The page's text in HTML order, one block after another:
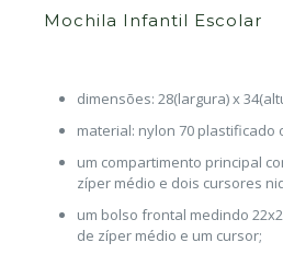
Mochila Infantil Escolar
dimensões: 28(largura) x
material: nylon 70 plastificado
um compartimento principal
zíper médio e dois cursores
um bolso frontal medindo
de zíper médio e um cursor;